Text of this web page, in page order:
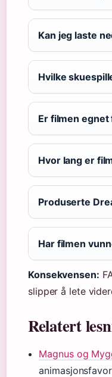
Kan jeg laste
Hvilke
Er filmen
Hvor lang er
Produserte
Har filmen
Konsekvensen:
slipper å lete
Relatert
Magnus og